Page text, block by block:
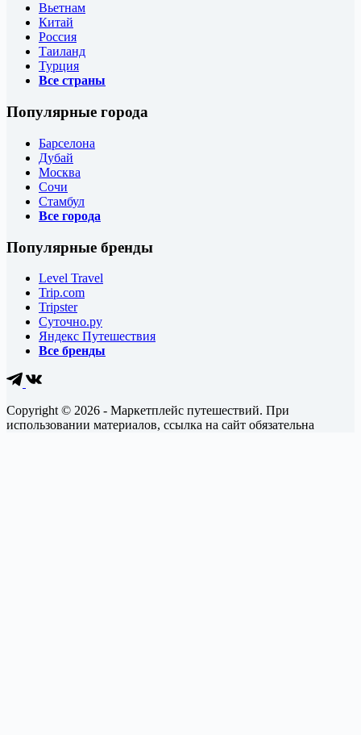
Вьетнам
Китай
Россия
Таиланд
Турция
Все страны
Популярные города
Барселона
Дубай
Москва
Сочи
Стамбул
Все города
Популярные бренды
Level Travel
Trip.com
Tripster
Суточно.ру
Яндекс Путешествия
Все бренды
Copyright © 2026 - Маркетплейс путешествий. При
использовании материалов, ссылка на сайт обязательна